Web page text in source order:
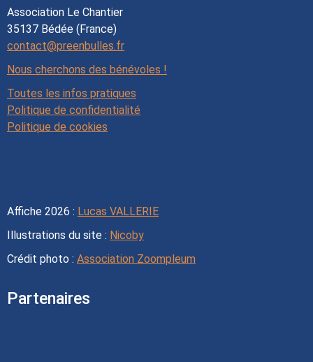
Association Le Chantier
35137 Bédée (France)
contact@preenbulles.fr
Nous cherchons des bénévoles !
Toutes les infos pratiques
Politique de confidentialité
Politique de cookies
Affiche 2026 : Lucas VALLERIE
Illustrations du site : Nicoby
Crédit photo : Association Zoompleum
Partenaires